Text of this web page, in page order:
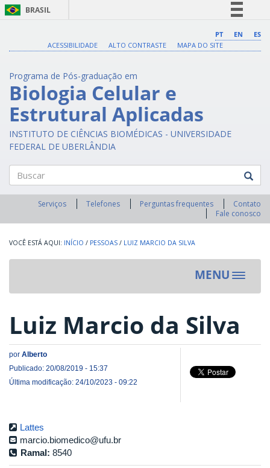
BRASIL
Comunica BR
Legislação
Canais
PT EN
ES
ACESSIBILIDADE
ALTO CONTRASTE MAPA DO SITE
Programa de Pós-graduação em
Biologia Celular e
Estrutural Aplicadas
INSTITUTO DE CIÊNCIAS BIOMÉDICAS - UNIVERSIDADE
FEDERAL DE UBERLÂNDIA
Buscar
Serviços Telefones Perguntas frequentes
Contato
Fale conosco
INÍCIO / PESSOAS / LUIZ MARCIO DA SILVA
MENU
Toggle
Luiz Marcio da Silva
por Alberto
Publicado: 20/08/2019 - 15:37
Última modificação: 24/10/2023 - 09:22
Lattes
marcio.biomedico@ufu.br
Ramal: 8540